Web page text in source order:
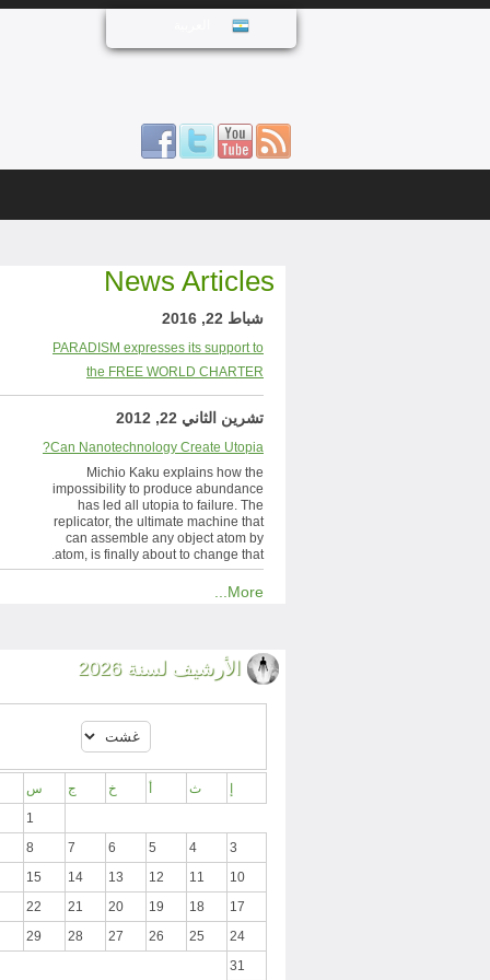
News Articles
شباط 22, 2016
PARADISM expresses its support to
the FREE WORLD CHARTER
تشرين الثاني 22, 2012
Can Nanotechnology Create Utopia?
Michio Kaku explains how the
impossibility to produce abundance
has led all utopia to failure. The
replicator, the ultimate machine that
can assemble any object atom by
atom, is finally about to change that.
More...
الأرشيف لسنة 2026
ث خ ج س
1
3
4
5
6
7
8
10
11
12
13
14
15
17
18
19
20
21
22
24
25
26
27
28
29
31